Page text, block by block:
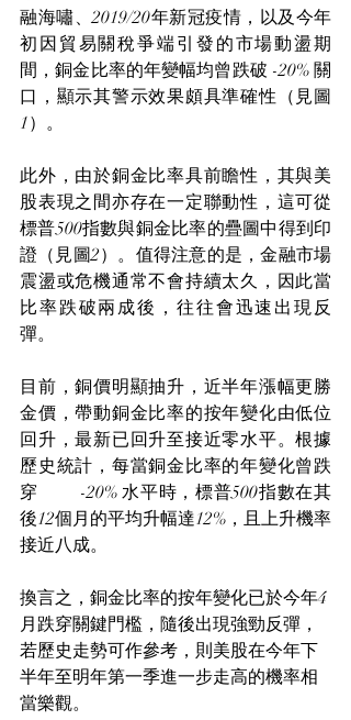
融海嘯、2019/20年新冠疫情，以及今年
初因貿易關稅爭端引發的市場動盪期
間，銅金比率的年變幅均曾跌破 -20% 關
口，顯示其警示效果頗具準確性（見圖
1）。
此外，由於銅金比率具前瞻性，其與美
股表現之間亦存在一定聯動性，這可從
標普500指數與銅金比率的疊圖中得到印
證（見圖2）。值得注意的是，金融市場
震盪或危機通常不會持續太久，因此當
比率跌破兩成後，往往會迅速出現反
彈。
目前，銅價明顯抽升，近半年漲幅更勝
金價，帶動銅金比率的按年變化由低位
回升，最新已回升至接近零水平。根據
歷史統計，每當銅金比率的年變化曾跌
穿 　　-20% 水平時，標普500指數在其
後12個月的平均升幅達12%，且上升機率
接近八成。
換言之，銅金比率的按年變化已於今年4
月跌穿關鍵門檻，隨後出現強勁反彈，
若歷史走勢可作參考，則美股在今年下
半年至明年第一季進一步走高的機率相
當樂觀。